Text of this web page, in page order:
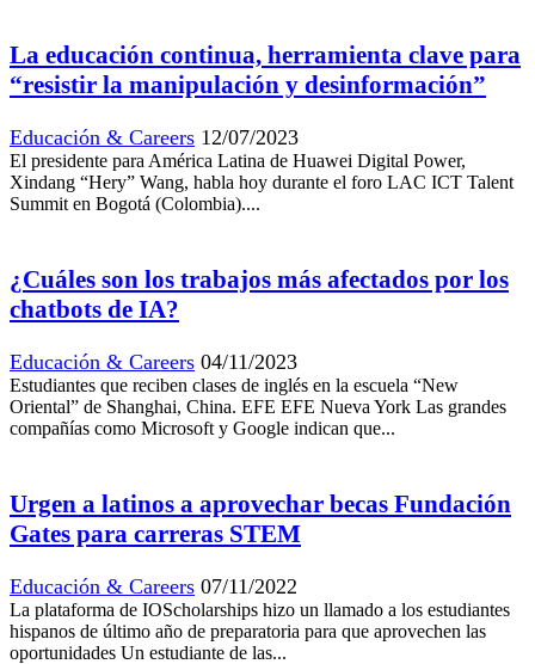
La educación continua, herramienta clave para
“resistir la manipulación y desinformación”
Educación & Careers 12/07/2023
El presidente para América Latina de Huawei Digital Power,
Xindang “Hery” Wang, habla hoy durante el foro LAC ICT Talent
Summit en Bogotá (Colombia)....
¿Cuáles son los trabajos más afectados por los
chatbots de IA?
Educación & Careers 04/11/2023
Estudiantes que reciben clases de inglés en la escuela “New
Oriental” de Shanghai, China. EFE EFE Nueva York Las grandes
compañías como Microsoft y Google indican que...
Urgen a latinos a aprovechar becas Fundación
Gates para carreras STEM
Educación & Careers 07/11/2022
La plataforma de IOScholarships hizo un llamado a los estudiantes
hispanos de último año de preparatoria para que aprovechen las
oportunidades Un estudiante de las...